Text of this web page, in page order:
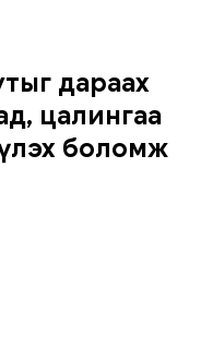
дараах
цалингаа
боломж